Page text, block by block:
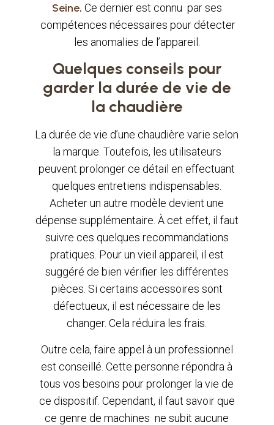
Seine. Ce dernier est connu par ses
compétences nécessaires pour détecter
les anomalies de l’appareil.
Quelques conseils pour
garder la durée de vie de
la chaudière
La durée de vie d’une chaudière varie selon
la marque. Toutefois, les utilisateurs
peuvent prolonger ce détail en effectuant
quelques entretiens indispensables.
Acheter un autre modèle devient une
dépense supplémentaire. À cet effet, il faut
suivre ces quelques recommandations
pratiques. Pour un vieil appareil, il est
suggéré de bien vérifier les différentes
pièces. Si certains accessoires sont
défectueux, il est nécessaire de les
changer. Cela réduira les frais.
Outre cela, faire appel à un professionnel
est conseillé. Cette personne répondra à
tous vos besoins pour prolonger la vie de
ce dispositif. Cependant, il faut savoir que
ce genre de machines ne subit aucune